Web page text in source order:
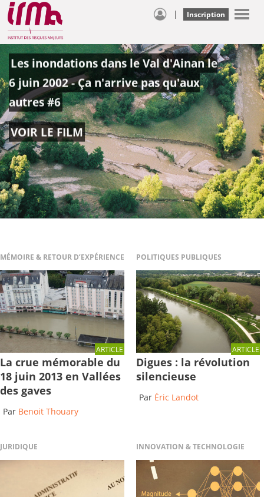
| Inscription
Les inondations dans le Val d'Ainan le
6 juin 2002 - Ça n'arrive pas qu'aux
autres #6
VOIR LE FILM
MÉMOIRE & RETOUR D’EXPÉRIENCE
ARTICLE
La crue mémorable du
18 juin 2013 en Vallées
des gaves
Par Benoit Thouary
POLITIQUES PUBLIQUES
ARTICLE
Digues : la révolution
silencieuse
Par Éric Landot
JURIDIQUE INNOVATION & TECHNOLOGIE